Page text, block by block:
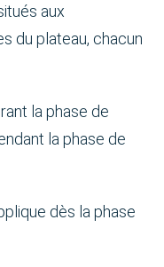
aux
du plateau, chacun
la phase de
la phase de
dès la phase